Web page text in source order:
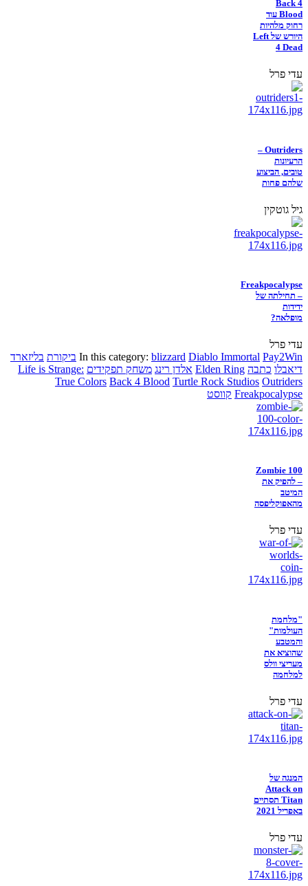
Back 4
Blood עוד
רחוק מלהיות
היורש של Left
4 Dead
עדי פרל
Outriders –
הרעיונות
טובים, הביצוע
שלהם פחות
גיל גוטקין
Freakpocalypse
– תחילתה של
ידידות
מופלאה?
עדי פרל
In this category: blizzard Diablo Immortal Pay2Win ביקורת בליזארד
דיאבלו כתבה Elden Ring אלדן רינג משחק תפקידים Life is Strange:
True Colors Back 4 Blood Turtle Rock Studios Outriders
Freakpocalypse קווסט
Zombie 100
– להפיק את
המיטב
מהאפוקליפסה
עדי פרל
"מלחמת
העולמות"
והמטבע
שהוציא את
מעריצי וולס
למלחמה
עדי פרל
המנגה של
Attack on
Titan תסתיים
באפריל 2021
עדי פרל